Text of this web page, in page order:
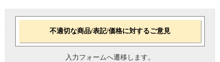
不適切な商品/表記/価格に対するご意見
入力フォームへ遷移します。